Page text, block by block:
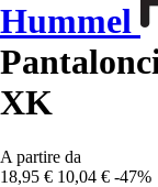
Hummel
XK
A partire da
18,95 € 10,04 € -47%